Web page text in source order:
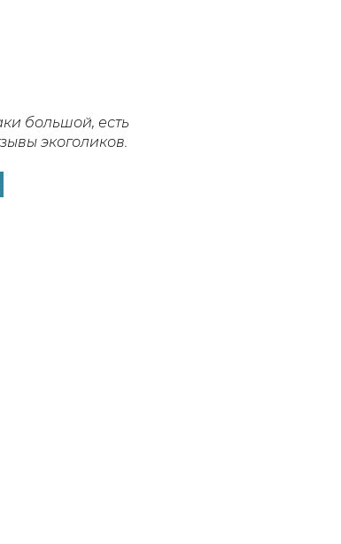
большой, есть
экоголиков.